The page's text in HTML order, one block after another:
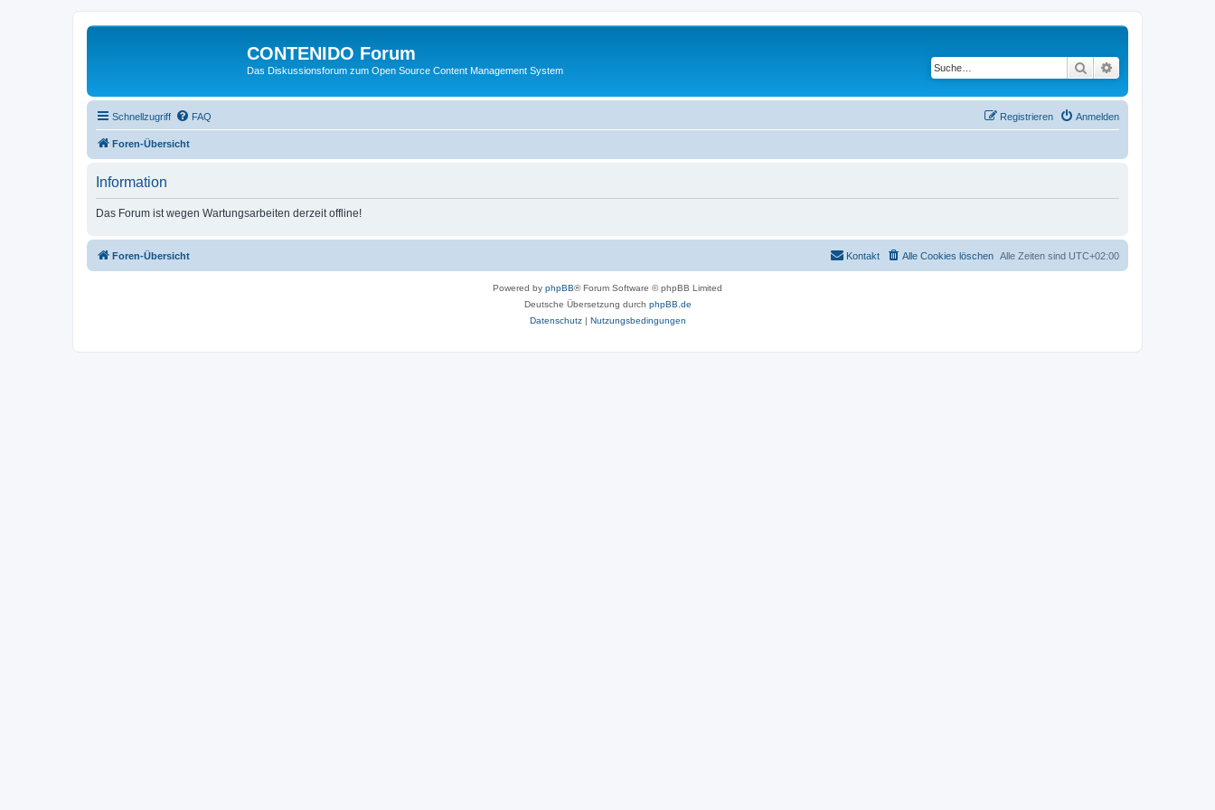
CONTENIDO Forum
Das Diskussionsforum zum Open Source Content Management System Suche
Schnellzugriff FAQ Anmelden
Registrieren
Foren-Übersicht
Information
Das Forum ist wegen Wartungsarbeiten derzeit offline!
Foren-Übersicht Alle Zeiten sind UTC+02:00
Alle Cookies löschen
Kontakt
Powered by phpBB® Forum Software © phpBB Limited
Deutsche Übersetzung durch phpBB.de
Datenschutz| Nutzungsbedingungen